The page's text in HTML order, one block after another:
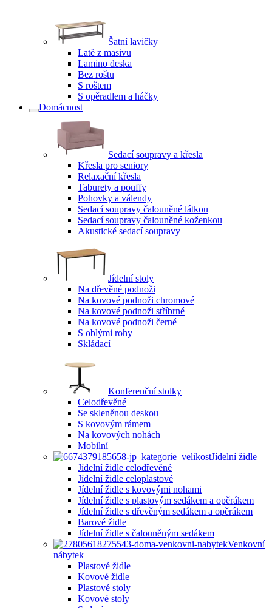
Šatní lavičky
Latě z masivu
Lamino deska
Bez roštu
S roštem
S opěradlem a háčky
Domácnost
Sedací soupravy a křesla
Křesla pro seniory
Relaxační křesla
Taburety a pouffy
Pohovky a válendy
Sedací soupravy čalouněné látkou
Sedací soupravy čalouněné koženkou
Akustické sedací soupravy
Jídelní stoly
Na dřevěné podnoži
Na kovové podnoži chromové
Na kovové podnoži stříbrné
Na kovové podnoži černé
S oblými rohy
Skládací
Konferenční stolky
Celodřevěné
Se skleněnou deskou
S kovovým rámem
Na kovových nohách
Mobilní
Jídelní židle
Jídelní židle celodřevěné
Jídelní židle celoplastové
Jídelní židle s kovovými nohami
Jídelní židle s plastovým sedákem a opěrákem
Jídelní židle s dřevěným sedákem a opěrákem
Barové židle
Jídelní židle s čalouněným sedákem
Venkovní
nábytek
Plastové židle
Kovové židle
Plastové stoly
Kovové stoly